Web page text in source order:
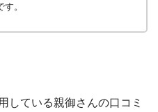
。
している親御さんの口コミ